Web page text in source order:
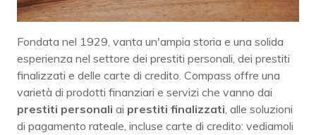
Fondata nel 1929, vanta un'ampia storia e una solida
esperienza nel settore dei prestiti personali, dei prestiti
finalizzati e delle carte di credito. Compass offre una
varietà di prodotti finanziari e servizi che vanno dai
prestiti personali ai prestiti finalizzati, alle soluzioni
di pagamento rateale, incluse carte di credito: vediamoli